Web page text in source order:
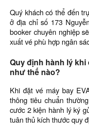
Quý khách có thể đến
ở địa chỉ số 173
booker chuyên nghiệp
xuất vé phù hợp ngân
Quy định hành lý khi
như thế nào?
Khi đặt vé máy bay
thông tiêu chuẩn
cước 2 kiện hành lý ký
tuân thủ kích thước quy